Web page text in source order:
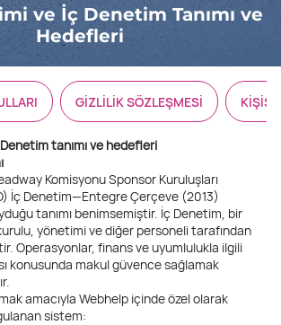
ve İç Denetim Tanımı ve
Hedefleri
GİZLİLİK SÖZLEŞMESİ
tanımı ve hedefleri
Komisyonu Sponsor Kuruluşları
İç Denetim—Entegre Çerçeve (2013)
tanımı benimsemiştir. İç Denetim, bir
yönetimi ve diğer personeli tarafından
Operasyonlar, finans ve uyumlulukla ilgili
konusunda makul güvence sağlamak
amacıyla Webhelp içinde özel olarak
sistem: